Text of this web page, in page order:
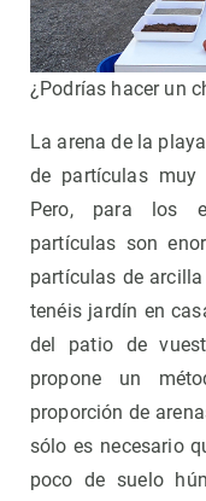
¿Podrías hacer un
La arena de la
de partículas muy
Pero, para los
partículas son
partículas de
tenéis jardín en
del patio de
propone un
proporción de
sólo es necesario
poco de suelo